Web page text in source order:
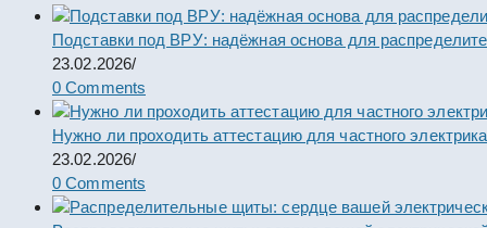
Подставки под ВРУ: надёжная основа для
23.02.2026/
0 Comments
Нужно ли проходить аттестацию для частного
23.02.2026/
0 Comments